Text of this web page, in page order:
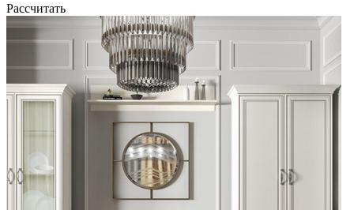
Рассчитать